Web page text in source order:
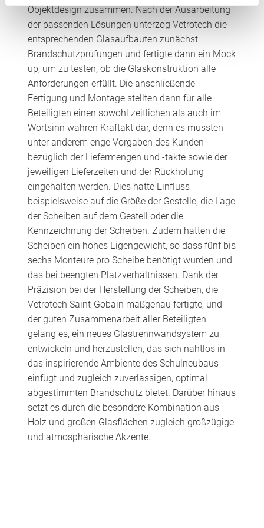
Objektdesign zusammen. Nach der Ausarbeitung
der passenden Lösungen unterzog Vetrotech die
entsprechenden Glasaufbauten zunächst
Brandschutzprüfungen und fertigte dann ein Mock
up, um zu testen, ob die Glaskonstruktion alle
Anforderungen erfüllt. Die anschließende
Fertigung und Montage stellten dann für alle
Beteiligten einen sowohl zeitlichen als auch im
Wortsinn wahren Kraftakt dar, denn es mussten
unter anderem enge Vorgaben des Kunden
bezüglich der Liefermengen und -takte sowie der
jeweiligen Lieferzeiten und der Rückholung
eingehalten werden. Dies hatte Einfluss
beispielsweise auf die Größe der Gestelle, die Lage
der Scheiben auf dem Gestell oder die
Kennzeichnung der Scheiben. Zudem hatten die
Scheiben ein hohes Eigengewicht, so dass fünf bis
sechs Monteure pro Scheibe benötigt wurden und
das bei beengten Platzverhältnissen. Dank der
Präzision bei der Herstellung der Scheiben, die
Vetrotech Saint-Gobain maßgenau fertigte, und
der guten Zusammenarbeit aller Beteiligten
gelang es, ein neues Glastrennwandsystem zu
entwickeln und herzustellen, das sich nahtlos in
das inspirierende Ambiente des Schulneubaus
einfügt und zugleich zuverlässigen, optimal
abgestimmten Brandschutz bietet. Darüber hinaus
setzt es durch die besondere Kombination aus
Holz und großen Glasflächen zugleich großzügige
und atmosphärische Akzente.